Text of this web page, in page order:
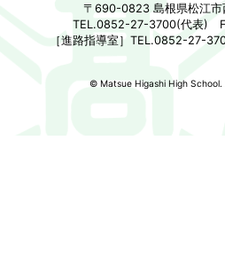
〒690-0823 島根県松江市
TEL.0852-27-3700(代表)
［進路指導室］TEL.0852-27-
© Matsue Higashi High School.